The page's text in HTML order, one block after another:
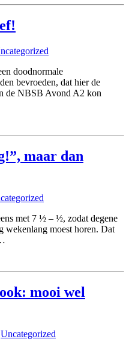
doodnormale
bevroeden, dat hier de
de NBSB Avond A2 kon
maar dan
met 7 ½ – ½, zodat degene
wekenlang moest horen. Dat
mooi wel
Uncategorized